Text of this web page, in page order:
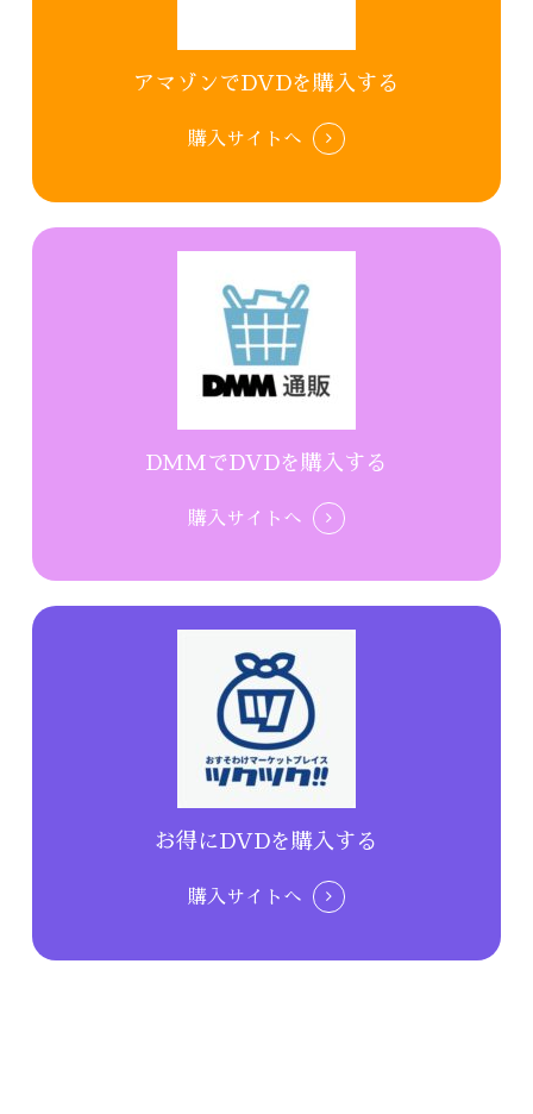
アマゾンでDVDを購入する
購入サイトへ
DMMでDVDを購入する
購入サイトへ
お得にDVDを購入する
購入サイトへ